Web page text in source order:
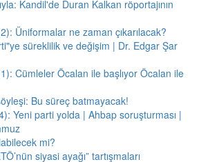
Kandil'de Duran Kalkan röportajının
Üniformalar ne zaman çıkarılacak?
süreklilik ve değişim | Dr. Edgar Şar
Cümleler Öcalan ile başlıyor Öcalan ile
Bu süreç batmayacak!
Yeni parti yolda | Ahbap soruşturması |
mi?
siyasi ayağı” tartışmaları